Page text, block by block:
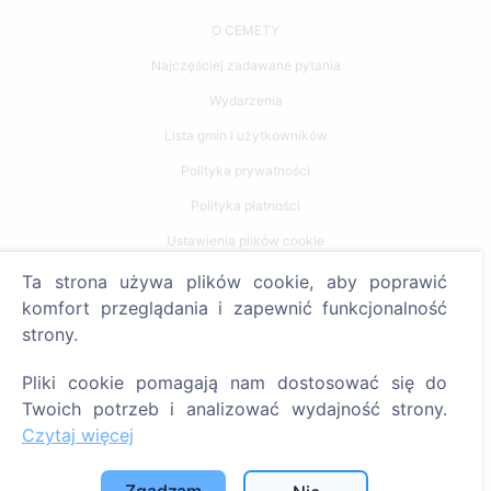
O CEMETY
Najczęściej zadawane pytania
Wydarzenia
Lista gmin i użytkowników
Polityka prywatności
Polityka płatności
Ustawienia plików cookie
Szukaj
Usługi
Kontakty
Ta strona używa plików cookie, aby poprawić
komfort przeglądania i zapewnić funkcjonalność
strony.
Pliki cookie pomagają nam dostosować się do
Twoich potrzeb i analizować wydajność strony.
Czytaj więcej